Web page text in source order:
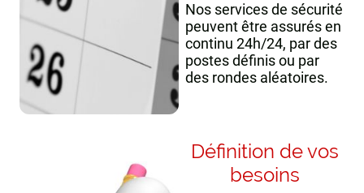
Nos services de sécurité
peuvent être assurés en
continu 24h/24, par des
postes définis ou par
des rondes aléatoires.
Définition de vos
besoins